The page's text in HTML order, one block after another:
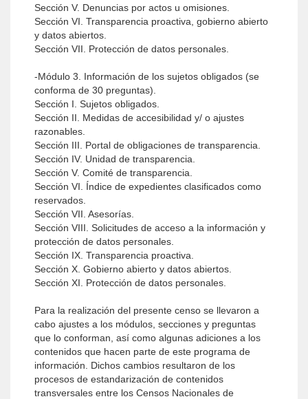
Sección V. Denuncias por actos u omisiones.
Sección VI. Transparencia proactiva, gobierno abierto
y datos abiertos.
Sección VII. Protección de datos personales.
-Módulo 3. Información de los sujetos obligados (se
conforma de 30 preguntas).
Sección I. Sujetos obligados.
Sección II. Medidas de accesibilidad y/ o ajustes
razonables.
Sección III. Portal de obligaciones de transparencia.
Sección IV. Unidad de transparencia.
Sección V. Comité de transparencia.
Sección VI. Índice de expedientes clasificados como
reservados.
Sección VII. Asesorías.
Sección VIII. Solicitudes de acceso a la información y
protección de datos personales.
Sección IX. Transparencia proactiva.
Sección X. Gobierno abierto y datos abiertos.
Sección XI. Protección de datos personales.
Para la realización del presente censo se llevaron a
cabo ajustes a los módulos, secciones y preguntas
que lo conforman, así como algunas adiciones a los
contenidos que hacen parte de este programa de
información. Dichos cambios resultaron de los
procesos de estandarización de contenidos
transversales entre los Censos Nacionales de